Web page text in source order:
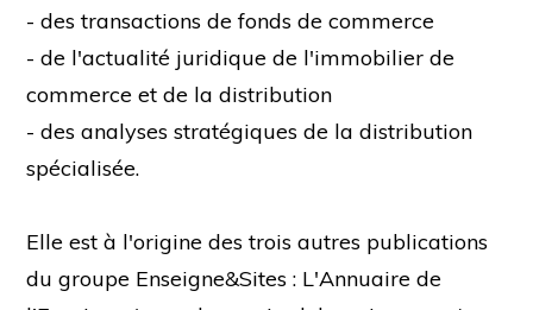
- des transactions de fonds de commerce
- de l'actualité juridique de l'immobilier de
commerce et de la distribution
- des analyses stratégiques de la distribution
spécialisée.
Elle est à l'origine des trois autres publications
du groupe Enseigne&Sites : L'Annuaire de